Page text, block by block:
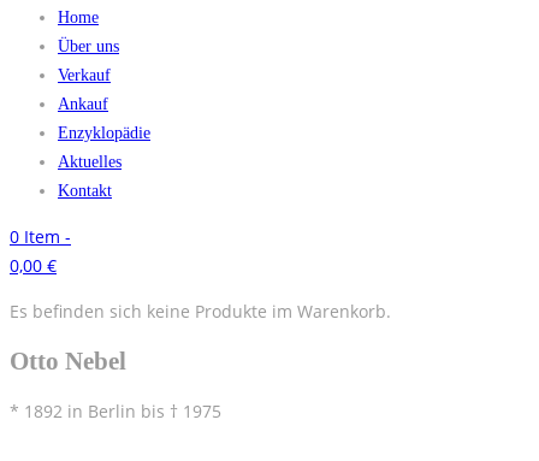
Home
Über uns
Verkauf
Ankauf
Enzyklopädie
Aktuelles
Kontakt
0 Item -
0,00 €
Es befinden sich keine Produkte im Warenkorb.
Otto Nebel
* 1892 in Berlin bis † 1975